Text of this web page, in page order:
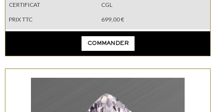
CERTIFICAT
CGL
PRIX TTC
699,00 €
COMMANDER